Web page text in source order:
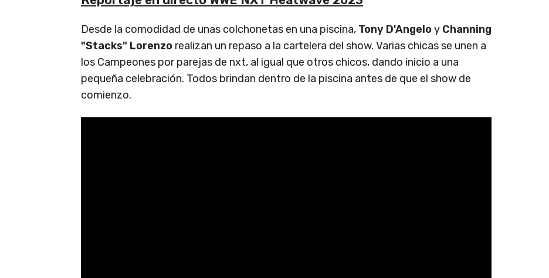
Desde la comodidad de unas colchonetas en una piscina, Tony D'Angelo y Channing
"Stacks" Lorenzo realizan un repaso a la cartelera del show. Varias chicas se unen a
los Campeones por parejas de nxt, al igual que otros chicos, dando inicio a una
pequeña celebración. Todos brindan dentro de la piscina antes de que el show de
comienzo.